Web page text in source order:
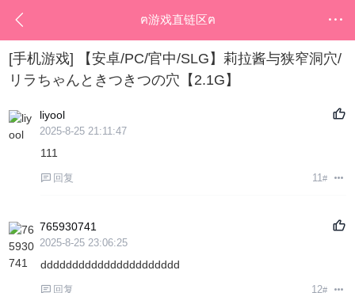
ฅ游戏直链区ฅ
[手机游戏]
【安卓/PC/官中/SLG】莉拉酱与狭窄洞穴/
リラちゃんときつきつの穴【2.1G】
liyool
2025-8-25 21:11:47
111
回复 11#
765930741
2025-8-25 23:06:25
dddddddddddddddddddddd
回复 12#